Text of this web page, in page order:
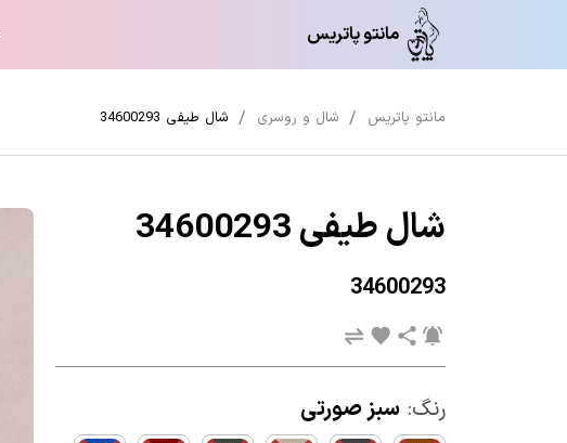
مانتو پاتریس
مانتو پاتریس شال و روسری شال طیفی 34600293
شال طیفی 34600293
34600293
رنگ: سبز صورتی